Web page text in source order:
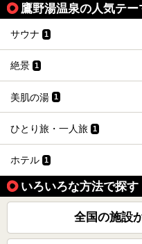
鷹野湯温泉の人気テ
サウナ 1
絶景 1
美肌の湯 1
ひとり旅・一人旅 1
ホテル 1
いろいろな方法で探す
全国の施設